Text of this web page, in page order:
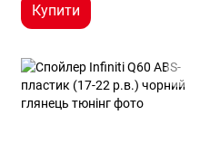
Купити